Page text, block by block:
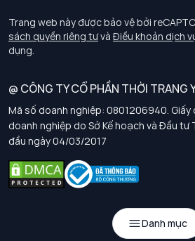
Danh mục
Chính sách bảo vệ dữ liệu cá nhân
Chính sách thanh toán, giao nhận
Chính sách chất lượng và an toàn sức
Chính sách đơn đồng phục
Hướng dẫn chọn kích thước
Tuyển dụng
Trang web này được bảo vệ bởi
sách quyền riêng tưvà Điều khoản dịch
dụng.
@ CÔNG TY CỔ PHẦN THỜI TRANG
Mã số doanh nghiệp: 0801206940. Giấy
doanh nghiệp do Sở Kế hoạch và Đầu tư
đầu ngày 04/03/2017